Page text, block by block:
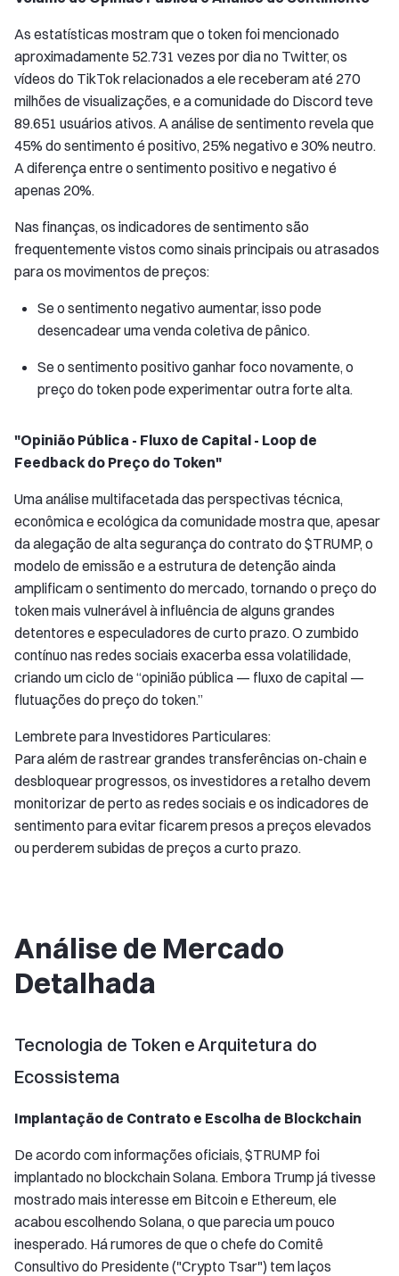
As estatísticas mostram que o token foi mencionado
aproximadamente 52.731 vezes por dia no Twitter, os
vídeos do TikTok relacionados a ele receberam até 270
milhões de visualizações, e a comunidade do Discord teve
89.651 usuários ativos. A análise de sentimento revela que
45% do sentimento é positivo, 25% negativo e 30% neutro.
A diferença entre o sentimento positivo e negativo é
apenas 20%.
Nas finanças, os indicadores de sentimento são
frequentemente vistos como sinais principais ou atrasados
para os movimentos de preços:
Se o sentimento negativo aumentar, isso pode
desencadear uma venda coletiva de pânico.
Se o sentimento positivo ganhar foco novamente, o
preço do token pode experimentar outra forte alta.
"Opinião Pública - Fluxo de Capital - Loop de
Feedback do Preço do Token"
Uma análise multifacetada das perspectivas técnica,
econômica e ecológica da comunidade mostra que, apesar
da alegação de alta segurança do contrato do $TRUMP, o
modelo de emissão e a estrutura de detenção ainda
amplificam o sentimento do mercado, tornando o preço do
token mais vulnerável à influência de alguns grandes
detentores e especuladores de curto prazo. O zumbido
contínuo nas redes sociais exacerba essa volatilidade,
criando um ciclo de “opinião pública — fluxo de capital —
flutuações do preço do token.”
Lembrete para Investidores Particulares:
Para além de rastrear grandes transferências on-chain e
desbloquear progressos, os investidores a retalho devem
monitorizar de perto as redes sociais e os indicadores de
sentimento para evitar ficarem presos a preços elevados
ou perderem subidas de preços a curto prazo.
Análise de Mercado
Detalhada
Tecnologia de Token e Arquitetura do
Ecossistema
Implantação de Contrato e Escolha de Blockchain
De acordo com informações oficiais, $TRUMP foi
implantado no blockchain Solana. Embora Trump já tivesse
mostrado mais interesse em Bitcoin e Ethereum, ele
acabou escolhendo Solana, o que parecia um pouco
inesperado. Há rumores de que o chefe do Comitê
Consultivo do Presidente ("Crypto Tsar") tem laços